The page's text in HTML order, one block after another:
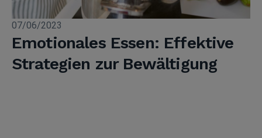
07/06/2023
Emotionales Essen: Effektive
Strategien zur Bewältigung